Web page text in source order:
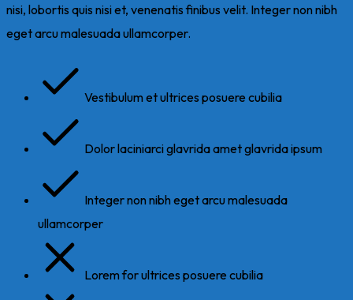
nisi, lobortis quis nisi et, venenatis finibus velit. Integer non nibh
eget arcu malesuada ullamcorper.
Vestibulum et ultrices posuere cubilia
Dolor laciniarci glavrida amet glavrida ipsum
Integer non nibh eget arcu malesuada
ullamcorper
Lorem for ultrices posuere cubilia